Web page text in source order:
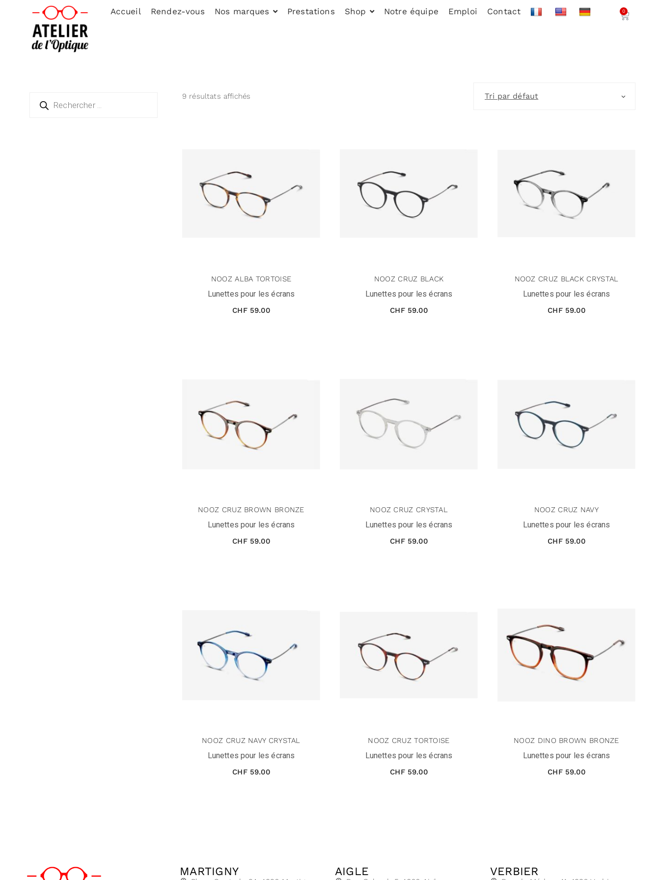
Accueil Rendez-vous Nos marques Prestations Shop Notre équipe Emploi Contact 0
9 résultats affichés Tri par défaut
NOOZ ALBA TORTOISE
Lunettes pour les écrans
CHF59.00
NOOZ CRUZ BLACK
Lunettes pour les écrans
CHF59.00
NOOZ CRUZ BLACK CRYSTAL
Lunettes pour les écrans
CHF59.00
NOOZ CRUZ BROWN BRONZE
Lunettes pour les écrans
CHF59.00
NOOZ CRUZ CRYSTAL
Lunettes pour les écrans
CHF59.00
NOOZ CRUZ NAVY
Lunettes pour les écrans
CHF59.00
NOOZ CRUZ NAVY CRYSTAL
Lunettes pour les écrans
CHF59.00
NOOZ CRUZ TORTOISE
Lunettes pour les écrans
CHF59.00
NOOZ DINO BROWN BRONZE
Lunettes pour les écrans
CHF59.00
MARTIGNY AIGLE VERBIER